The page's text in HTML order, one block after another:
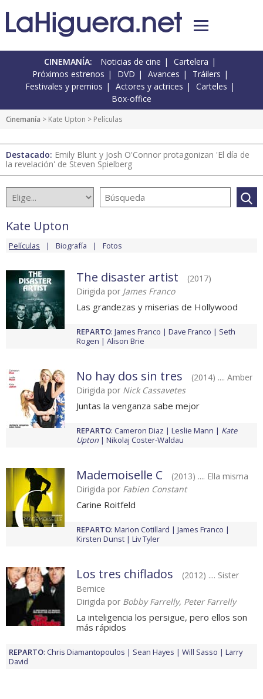
CINEMANÍA: Noticias de cine
Cartelera
Próximos estrenos
DVD Avances
Tráilers
Festivales y premios
Actores y actrices
Carteles
Box-office
Cinemanía > Kate Upton > Películas
Destacado: Emily Blunt y Josh O'Connor protagonizan 'El día de
la revelación' de Steven Spielberg
Kate Upton
Películas Biografía Fotos
The disaster artist
(2017)
Dirigida por James Franco
Las grandezas y miserias de Hollywood
REPARTO: James Franco Dave Franco
Seth
Rogen
Alison Brie
No hay dos sin tres
(2014) .... Amber
Dirigida por Nick Cassavetes
Juntas la venganza sabe mejor
REPARTO: Cameron Diaz Leslie Mann
Kate
Upton
Nikolaj Coster-Waldau
Mademoiselle C
(2013) .... Ella misma
Dirigida por Fabien Constant
Carine Roitfeld
REPARTO: Marion Cotillard
James Franco
Kirsten Dunst
Liv Tyler
Los tres chiflados
(2012) .... Sister
Bernice
Dirigida por Bobby Farrelly, Peter Farrelly
La inteligencia los persigue, pero ellos son
más rápidos
REPARTO: Chris Diamantopoulos Sean Hayes Will Sasso
Larry
David